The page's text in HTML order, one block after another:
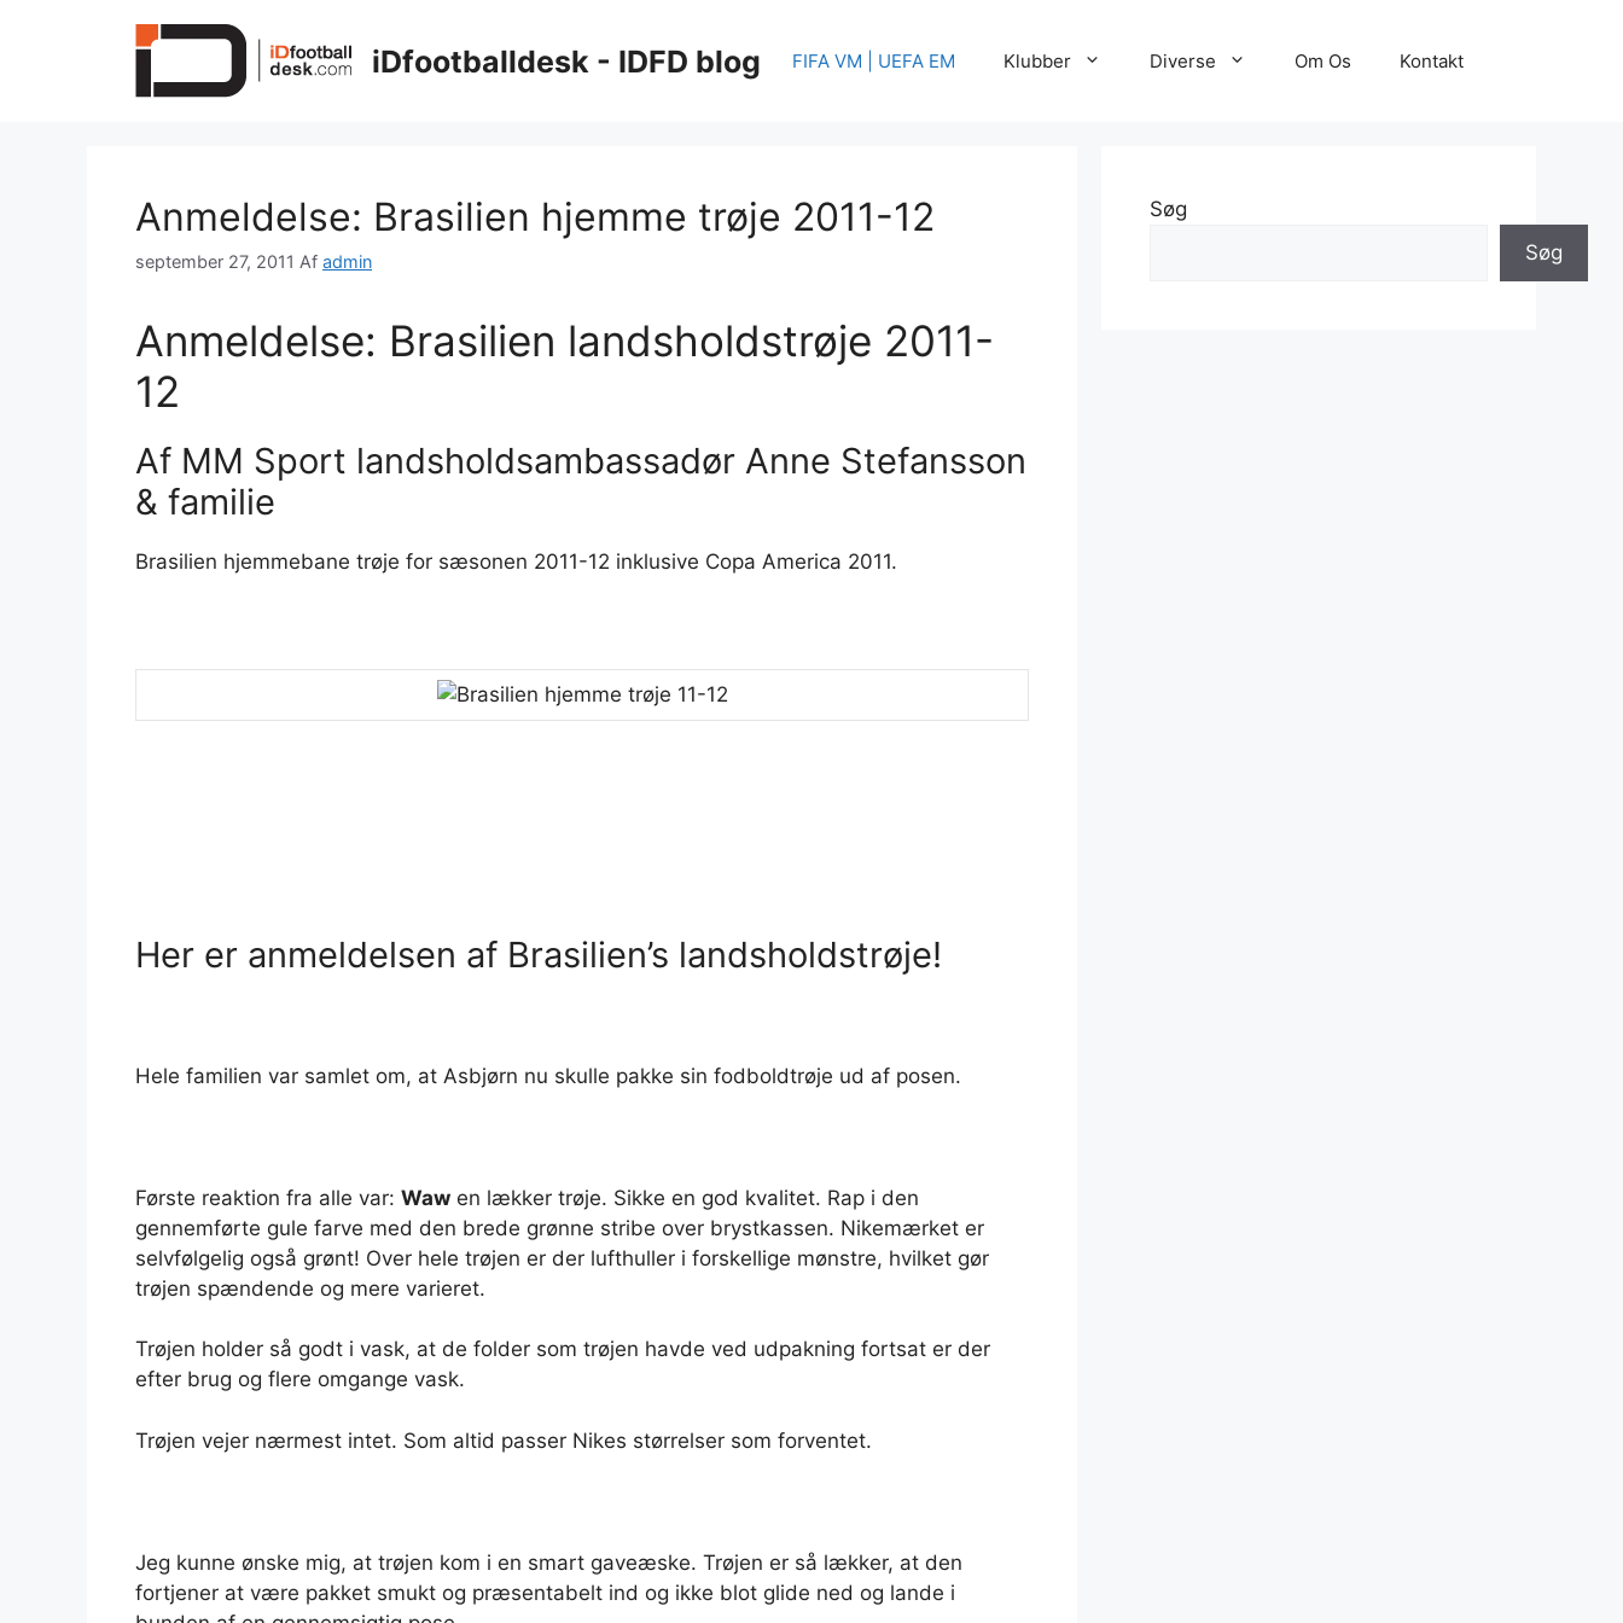
iDfootballdesk - IDFD blog FIFA VM | UEFA EM Klubber Diverse Om Os Kontakt
Anmeldelse: Brasilien hjemme trøje 2011-12
september 27, 2011 Af admin
Anmeldelse: Brasilien landsholdstrøje 2011-
12
Af MM Sport landsholdsambassadør Anne Stefansson
& familie
Brasilien hjemmebane trøje for sæsonen 2011-12 inklusive Copa America 2011.
Her er anmeldelsen af Brasilien’s landsholdstrøje!
Hele familien var samlet om, at Asbjørn nu skulle pakke sin fodboldtrøje ud af posen.
Første reaktion fra alle var: Waw en lækker trøje. Sikke en god kvalitet. Rap i den
gennemførte gule farve med den brede grønne stribe over brystkassen. Nikemærket er
selvfølgelig også grønt! Over hele trøjen er der lufthuller i forskellige mønstre, hvilket gør
trøjen spændende og mere varieret.
Trøjen holder så godt i vask, at de folder som trøjen havde ved udpakning fortsat er der
efter brug og flere omgange vask.
Trøjen vejer nærmest intet. Som altid passer Nikes størrelser som forventet.
Jeg kunne ønske mig, at trøjen kom i en smart gaveæske. Trøjen er så lækker, at den
fortjener at være pakket smukt og præsentabelt ind og ikke blot glide ned og lande i
Søg
Søg